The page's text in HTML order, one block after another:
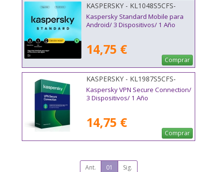
KASPERSKY - KL1048S5CFS-
MSBES
Kaspersky Standard Mobile para
Android/ 3 Dispositivos/ 1 Año
14,75 €
Comprar
KASPERSKY - KL1987S5CFS-
MSBES
Kaspersky VPN Secure Connection/
3 Dispositivos/ 1 Año
14,75 €
Comprar
Ant. 01 Sig.